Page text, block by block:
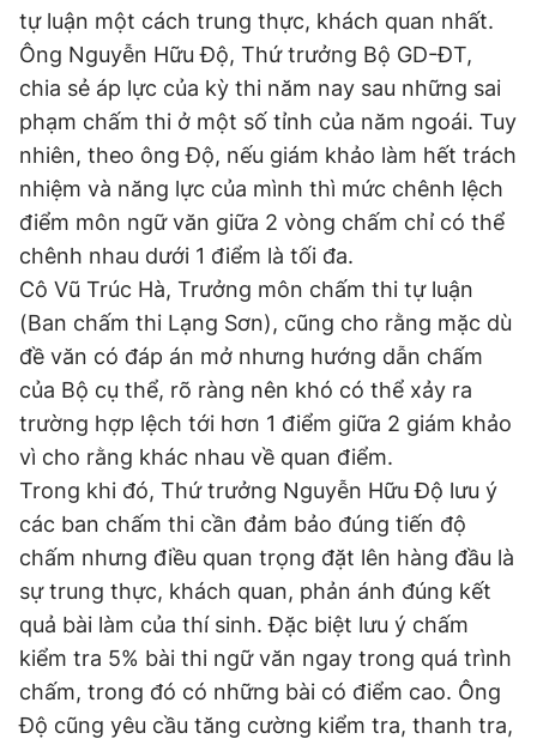
tự luận một cách trung thực, khách quan nhất.
Ông Nguyễn Hữu Độ, Thứ trưởng Bộ GD-ĐT,
chia sẻ áp lực của kỳ thi năm nay sau những sai
phạm chấm thi ở một số tỉnh của năm ngoái. Tuy
nhiên, theo ông Độ, nếu giám khảo làm hết trách
nhiệm và năng lực của mình thì mức chênh lệch
điểm môn ngữ văn giữa 2 vòng chấm chỉ có thể
chênh nhau dưới 1 điểm là tối đa.
Cô Vũ Trúc Hà, Trưởng môn chấm thi tự luận
(Ban chấm thi Lạng Sơn), cũng cho rằng mặc dù
đề văn có đáp án mở nhưng hướng dẫn chấm
của Bộ cụ thể, rõ ràng nên khó có thể xảy ra
trường hợp lệch tới hơn 1 điểm giữa 2 giám khảo
vì cho rằng khác nhau về quan điểm.
Trong khi đó, Thứ trưởng Nguyễn Hữu Độ lưu ý
các ban chấm thi cần đảm bảo đúng tiến độ
chấm nhưng điều quan trọng đặt lên hàng đầu là
sự trung thực, khách quan, phản ánh đúng kết
quả bài làm của thí sinh. Đặc biệt lưu ý chấm
kiểm tra 5% bài thi ngữ văn ngay trong quá trình
chấm, trong đó có những bài có điểm cao. Ông
Độ cũng yêu cầu tăng cường kiểm tra, thanh tra,